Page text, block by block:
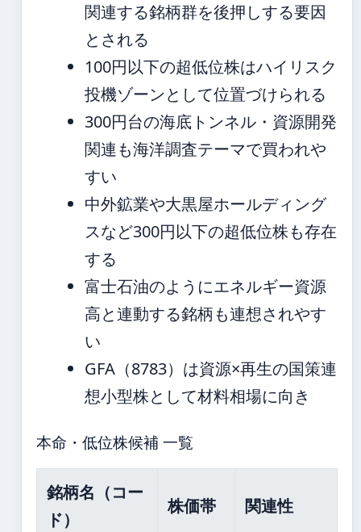
関連する銘柄群を後押しする要因
とされる
100円以下の超低位株はハイリスク
投機ゾーンとして位置づけられる
300円台の海底トンネル・資源開発
関連も海洋調査テーマで買われや
すい
中外鉱業や大黒屋ホールディング
スなど300円以下の超低位株も存在
する
富士石油のようにエネルギー資源
高と連動する銘柄も連想されやす
い
GFA（8783）は資源×再生の国策連
想小型株として材料相場に向き
本命・低位株候補 一覧
銘柄名（コー
ド）
株価帯 関連性